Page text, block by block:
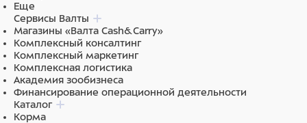
Максимальная нагрузка: 80 кг.
Еще
Сервисы Валты
Магазины «Валта Cash&Carry»
Комплексный консалтинг
Комплексный маркетинг
Комплексная логистика
Академия зообизнеса
Финансирование операционной деятельности
Каталог
Корма